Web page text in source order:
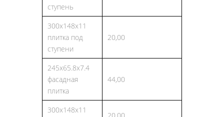
ступень
300х148х11
плитка под
ступени
20,00
245х65.8х7.4
фасадная
плитка
44,00
300х148х11